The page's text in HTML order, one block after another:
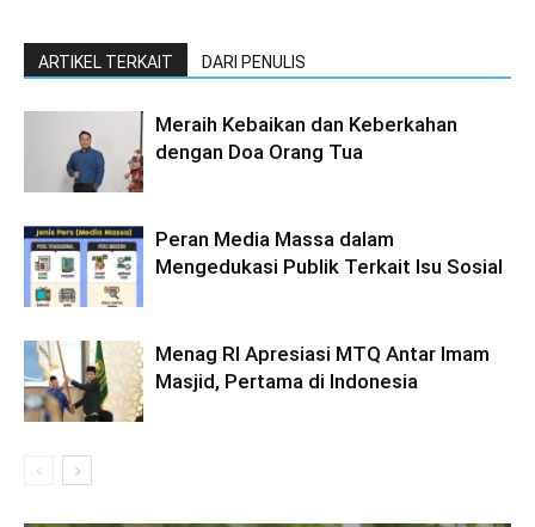
ARTIKEL TERKAIT DARI PENULIS
Meraih Kebaikan dan Keberkahan
dengan Doa Orang Tua
Peran Media Massa dalam
Mengedukasi Publik Terkait Isu Sosial
Menag RI Apresiasi MTQ Antar Imam
Masjid, Pertama di Indonesia